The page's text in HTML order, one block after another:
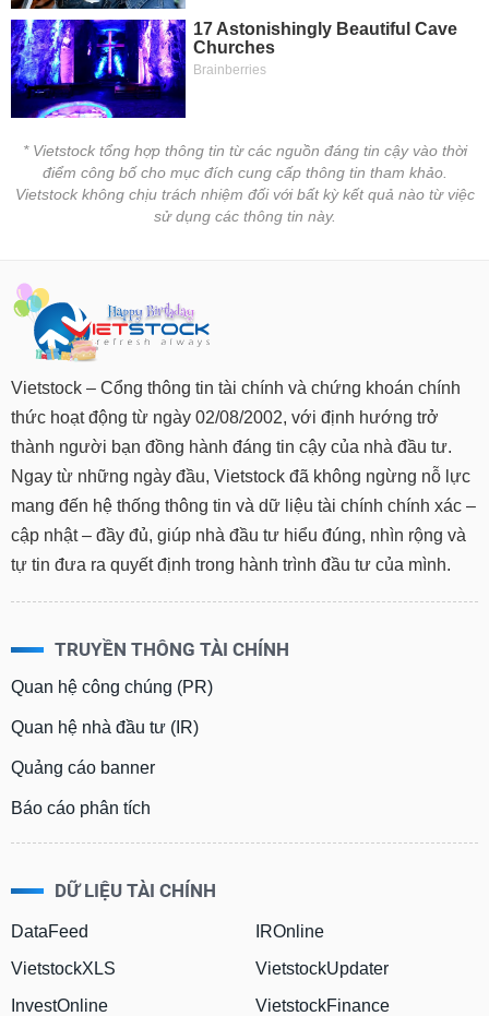
* Vietstock tổng hợp thông tin từ các nguồn đáng tin cậy vào thời
điểm công bố cho mục đích cung cấp thông tin tham khảo.
Vietstock không chịu trách nhiệm đối với bất kỳ kết quả nào từ việc
sử dụng các thông tin này.
Vietstock – Cổng thông tin tài chính và chứng khoán chính
thức hoạt động từ ngày 02/08/2002, với định hướng trở
thành người bạn đồng hành đáng tin cậy của nhà đầu tư.
Ngay từ những ngày đầu, Vietstock đã không ngừng nỗ lực
mang đến hệ thống thông tin và dữ liệu tài chính chính xác –
cập nhật – đầy đủ, giúp nhà đầu tư hiểu đúng, nhìn rộng và
tự tin đưa ra quyết định trong hành trình đầu tư của mình.
TRUYỀN THÔNG TÀI CHÍNH
Quan hệ công chúng (PR)
Quan hệ nhà đầu tư (IR)
Quảng cáo banner
Báo cáo phân tích
DỮ LIỆU TÀI CHÍNH
DataFeed
VietstockXLS
InvestOnline
IROnline
VietstockUpdater
VietstockFinance